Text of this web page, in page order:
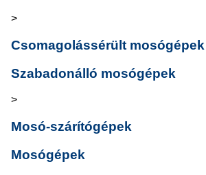
>
Csomagolássérült mosógépek
Szabadonálló mosógépek
>
Mosó-szárítógépek
Mosógépek